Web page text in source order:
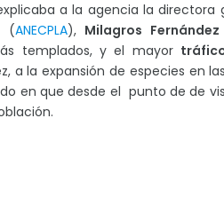
a la agencia la directora
(ANECPLA), Milagros
templados, y el mayor
a la expansión de especies en
en que desde el punto de de